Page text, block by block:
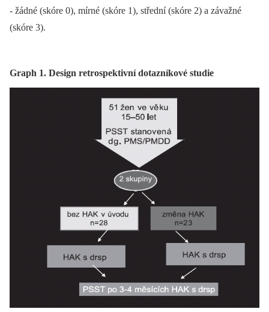
-⁠ žádné (skóre 0), mírné (skóre 1), střední (skóre 2) a závažné
(skóre 3).
Graph 1. Design retrospektivní dotazníkové studie